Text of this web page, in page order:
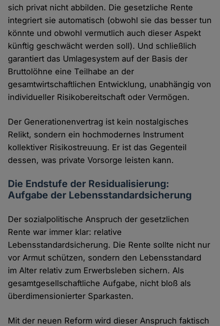
sich privat nicht abbilden. Die gesetzliche Rente
integriert sie automatisch (obwohl sie das besser tun
könnte und obwohl vermutlich auch dieser Aspekt
künftig geschwächt werden soll). Und schließlich
garantiert das Umlagesystem auf der Basis der
Bruttolöhne eine Teilhabe an der
gesamtwirtschaftlichen Entwicklung, unabhängig von
individueller Risikobereitschaft oder Vermögen.
Der Generationenvertrag ist kein nostalgisches
Relikt, sondern ein hochmodernes Instrument
kollektiver Risikostreuung. Er ist das Gegenteil
dessen, was private Vorsorge leisten kann.
Die Endstufe der Residualisierung:
Aufgabe der Lebensstandardsicherung
Der sozialpolitische Anspruch der gesetzlichen
Rente war immer klar: relative
Lebensstandardsicherung. Die Rente sollte nicht nur
vor Armut schützen, sondern den Lebensstandard
im Alter relativ zum Erwerbsleben sichern. Als
gesamtgesellschaftliche Aufgabe, nicht bloß als
überdimensionierter Sparkasten.
Mit der neuen Reform wird dieser Anspruch faktisch